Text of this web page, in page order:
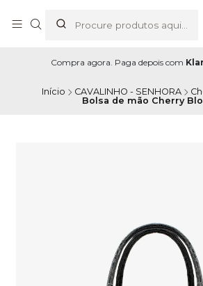
Compra agora. Paga depois com
Início CAVALINHO - SENHORA
Bolsa de mão Cherry